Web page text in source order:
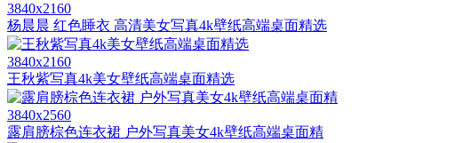
3840x2160
杨晨晨 红色睡衣 高清美女写真4k壁纸高端桌面精选
3840x2160
王秋紫写真4k美女壁纸高端桌面精选
3840x2560
露肩膀棕色连衣裙 户外写真美女4k壁纸高端桌面精